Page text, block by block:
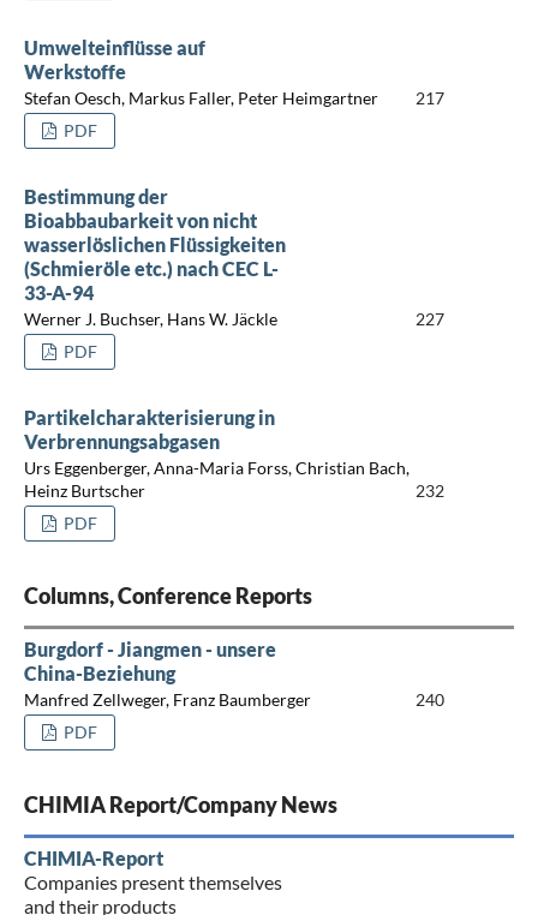
Umwelteinflüsse auf
Werkstoffe
Stefan Oesch, Markus Faller, Peter Heimgartner
217
PDF
Bestimmung der
Bioabbaubarkeit von nicht
wasserlöslichen Flüssigkeiten
(Schmieröle etc.) nach CEC L-
33-A-94
Werner J. Buchser, Hans W. Jäckle
227
PDF
Partikelcharakterisierung in
Verbrennungsabgasen
Urs Eggenberger, Anna-Maria Forss, Christian Bach,
Heinz Burtscher
232
PDF
Columns, Conference Reports
Burgdorf - Jiangmen - unsere
China-Beziehung
Manfred Zellweger, Franz Baumberger
240
PDF
CHIMIA Report/Company News
CHIMIA-Report
Companies present themselves
and their products